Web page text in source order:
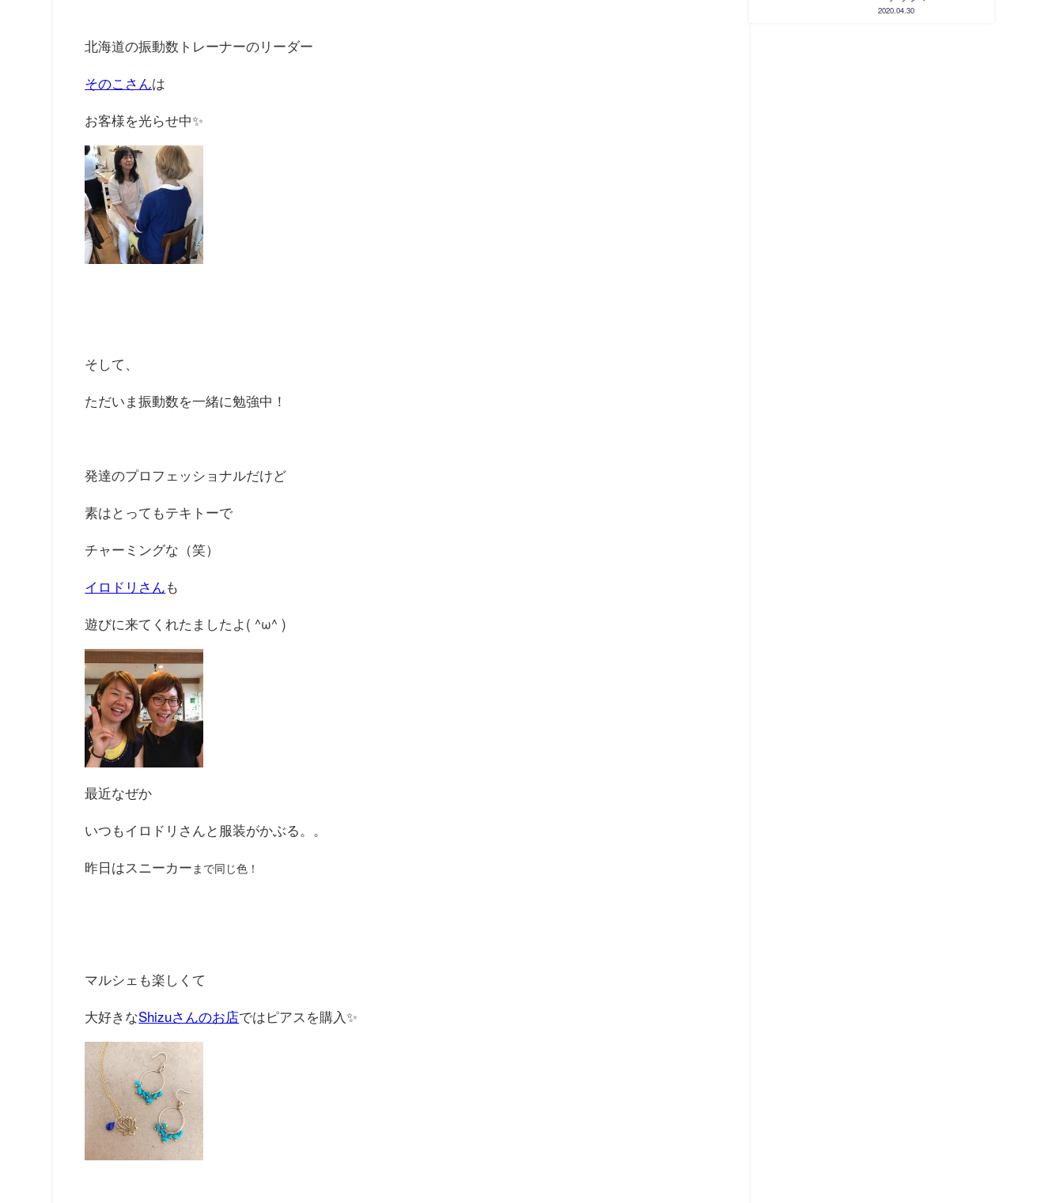
北海道の振動数トレーナーのリーダー
そのこさんは
お客様を光らせ中✨
そして、
ただいま振動数を一緒に勉強中！
発達のプロフェッショナルだけど
素はとってもテキトーで
チャーミングな（笑）
イロドリさんも
遊びに来てくれたましたよ( ^ω^ )
最近なぜか
いつもイロドリさんと服装がかぶる。。
昨日はスニーカー まで同じ色！
マルシェも楽しくて
大好きなShizuさんのお店ではピアスを購入✨
2020.04.30